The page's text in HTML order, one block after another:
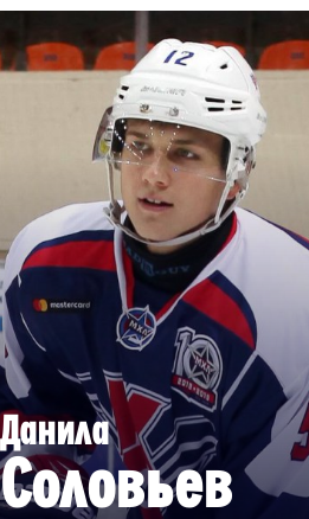
Кузнецкие Медведи
Мамонты Югры
Омские Ястребы
Стальные Лисы
Толпар
Чайка
Дивизион Серебряный
АКМ-Новомосковск
Красноярские Рыси
Ладья
Локо-76
МХК Молот
Интернет-магазин
Приложение МХЛ
Данила
Соловьев